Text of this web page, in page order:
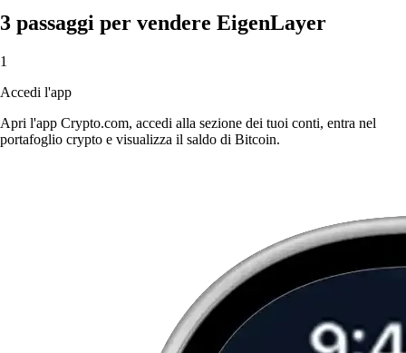
3 passaggi per vendere EigenLayer
1
Accedi l'app
Apri l'app Crypto.com, accedi alla sezione dei tuoi conti, entra nel
portafoglio crypto e visualizza il saldo di Bitcoin.